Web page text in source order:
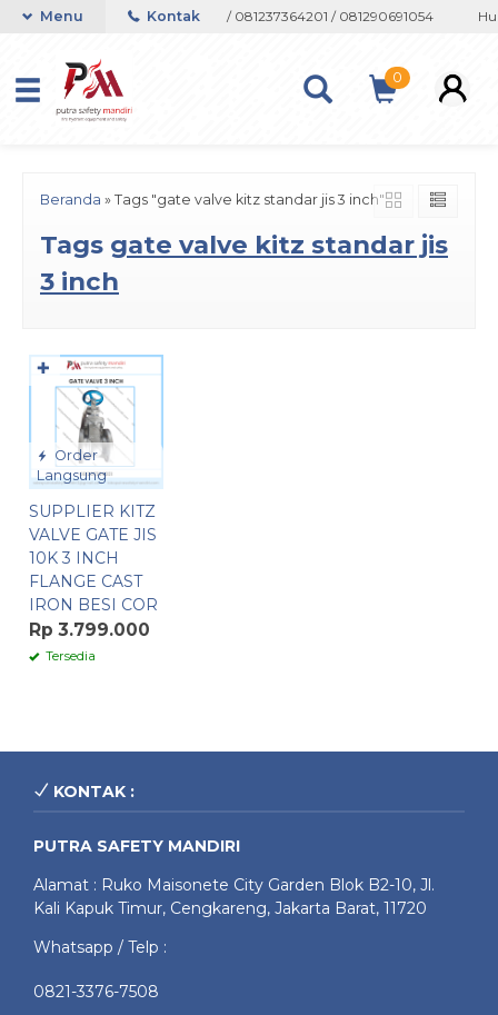
atau Whatsapp 082133767508 / 081237364201 / 081290691054
Menu Kontak
0
Beranda » Tags "gate valve kitz standar jis 3 inch"
Tags gate valve kitz standar jis
3 inch
Order
Langsung
SUPPLIER KITZ
VALVE GATE JIS
10K 3 INCH
FLANGE CAST
IRON BESI COR
Rp 3.799.000
Tersedia
✚
KONTAK :
PUTRA SAFETY MANDIRI
Alamat : Ruko Maisonete City Garden Blok B2-10, Jl.
Kali Kapuk Timur, Cengkareng, Jakarta Barat, 11720
Whatsapp / Telp :
0821-3376-7508